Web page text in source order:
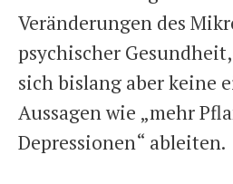
Veränderungen des
psychischer
sich bislang aber keine
Aussagen wie „mehr
Depressionen“ ableiten.